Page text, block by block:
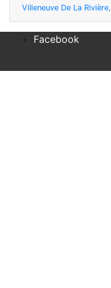
Villeneuve De La Rivière,
Facebook